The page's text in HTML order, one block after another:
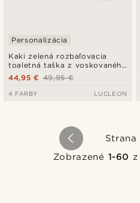
Kaki zelená rozbaľovacia
toaletná taška z voskovaného
plátna
Personalizácia
49,95 €
44,95 €
4 FARBY LUCLEON
Strana
Zobrazené 1-60 z